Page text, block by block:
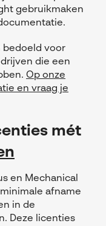
gebruikmaken
bedoeld voor
die een
Op onze
en vraag je
mét
en Mechanical
afname
in de
Deze licenties